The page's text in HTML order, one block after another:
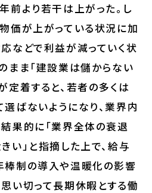
前より若干は上がった。し
価が上がっている状況に加
などで利益が減っていく状
まま「建設業は儲からない
定着すると、若者の多くは
ばないようになり、業界内
果的に「業界全体の衰退
い」と指摘した上で、給与
棒制の導入や温暖化の影響
い切って長期休暇とする働